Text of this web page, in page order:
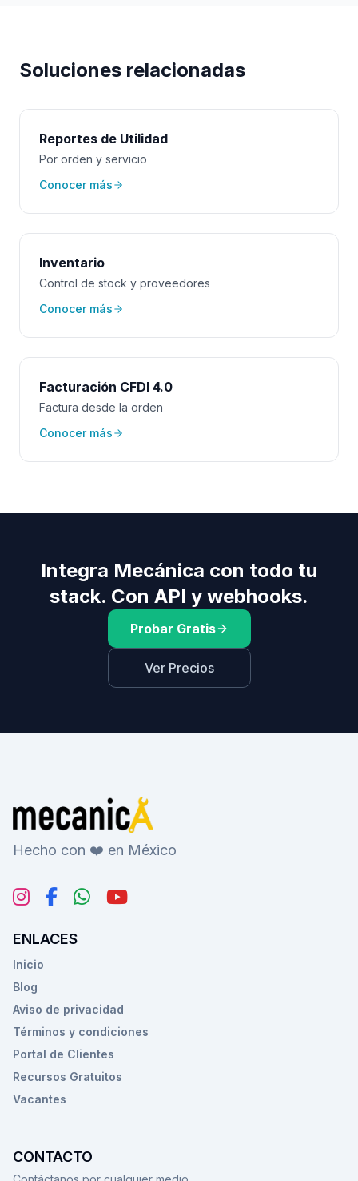
Soluciones relacionadas
Reportes de Utilidad
Por orden y servicio
Conocer más
Inventario
Control de stock y proveedores
Conocer más
Facturación CFDI 4.0
Factura desde la orden
Conocer más
Integra Mecánica con todo tu
stack. Con API y webhooks.
Probar Gratis
Ver Precios
Hecho con ❤️ en México
ENLACES
Inicio
Blog
Aviso de privacidad
Términos y condiciones
Portal de Clientes
Recursos Gratuitos
Vacantes
CONTACTO